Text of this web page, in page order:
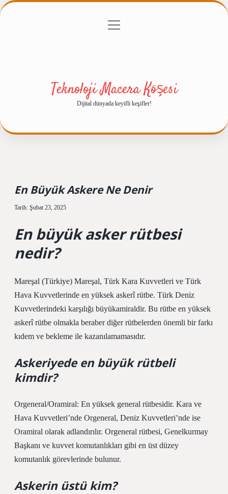
Gizlilik Politikası
menüyü
Teknoloji Macera Köşesi
Dijital dünyada keyifli keşifler!
En Büyük Askere Ne Denir
Tarih: Şubat 23, 2025
En büyük asker rütbesi
nedir?
Mareşal (Türkiye) Mareşal, Türk Kara Kuvvetleri ve Türk
Hava Kuvvetlerinde en yüksek askerî rütbe. Türk Deniz
Kuvvetlerindeki karşılığı büyükamiraldir. Bu rütbe en yüksek
askerî rütbe olmakla beraber diğer rütbelerden önemli bir farkı
kıdem ve bekleme ile kazanılamamasıdır.
Askeriyede en büyük rütbeli
kimdir?
Orgeneral/Oramiral: En yüksek general rütbesidir. Kara ve
Hava Kuvvetleri’nde Orgeneral, Deniz Kuvvetleri’nde ise
Oramiral olarak adlandırılır. Orgeneral rütbesi, Genelkurmay
Başkanı ve kuvvet komutanlıkları gibi en üst düzey
komutanlık görevlerinde bulunur.
Askerin üstü kim?